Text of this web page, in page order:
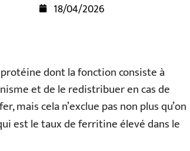
18/04/2026
dont la fonction consiste à
et de le redistribuer en cas de
mais cela n’exclue pas non plus qu’on
est le taux de ferritine élevé dans le